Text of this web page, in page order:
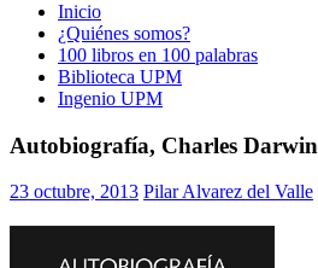
Inicio
¿Quiénes somos?
100 libros en 100 palabras
Biblioteca UPM
Ingenio UPM
Autobiografía, Charles Darwin
23 octubre, 2013 Pilar Alvarez del Valle